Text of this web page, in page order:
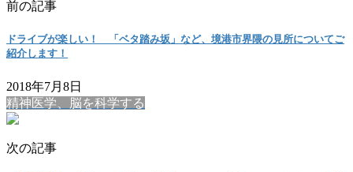
前の記事
ドライブが楽しい！ 「ベタ踏み坂」など、境港市界隈の見所についてご
紹介します！
2018年7月8日
精神医学、脳を科学する
次の記事